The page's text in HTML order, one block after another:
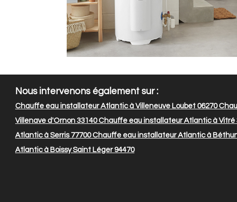
Nous intervenons également sur :
Chauffe eau installateur Atlantic à Villeneuve Loubet 06270
Villenave d'Ornon 33140Chauffe eau installateur Atlantic à Vitré
Atlantic à Serris 77700Chauffe eau installateur Atlantic à
Atlantic à Boissy Saint Léger 94470